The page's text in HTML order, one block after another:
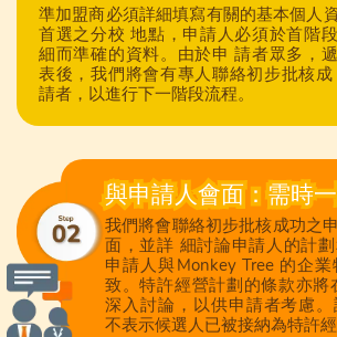
準加盟商必須詳細填寫有關的基本個人
首選之分校 地點，申請人必須於首階
細而準確的資料。由於申 請者眾多，
表後，我們將會有專人聯絡初步批核成
請者，以進行下一階段流程。
與申請人會面：需時
我們將會聯絡初步批核成功之
面，並詳 細討論申請人的計
申請人與Monkey Tree 的企
致。特許經營計劃的條款亦將
深入討論，以供申請者考慮
不表示候選人已被接納為特許經